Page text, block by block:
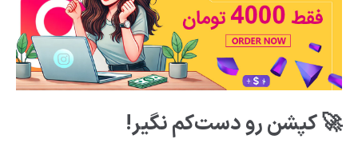
🚀 کپشن رو دست‌کم نگیر!